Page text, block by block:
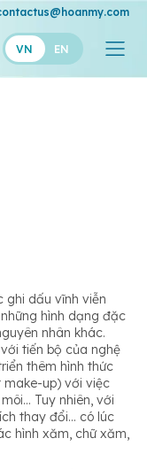
VN EN
ghi dấu vĩnh viễn
hình dạng đặc
nhân khác.
tiến bộ của nghệ
thêm hình thức
make-up) với việc
Tuy nhiên, với
thay đổi… có lúc
hình xăm, chữ xăm,